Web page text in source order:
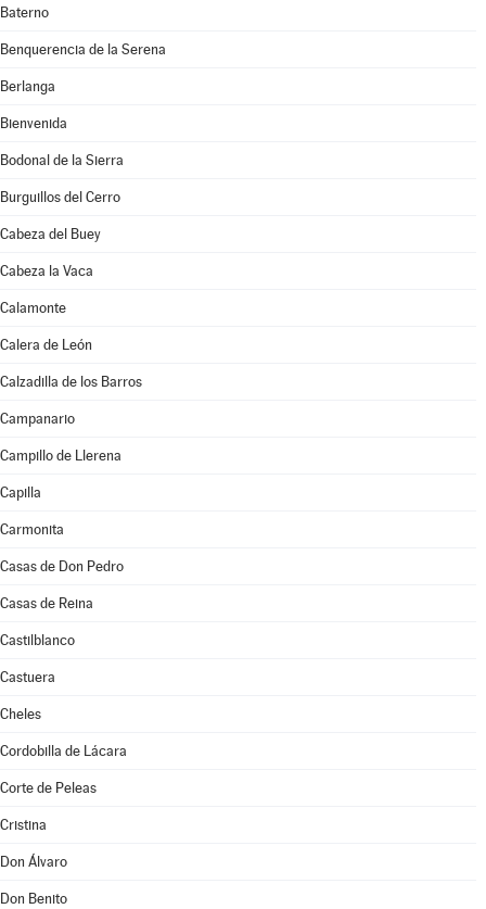
Baterno
Benquerencia de la Serena
Berlanga
Bienvenida
Bodonal de la Sierra
Burguillos del Cerro
Cabeza del Buey
Cabeza la Vaca
Calamonte
Calera de León
Calzadilla de los Barros
Campanario
Campillo de Llerena
Capilla
Carmonita
Casas de Don Pedro
Casas de Reina
Castilblanco
Castuera
Cheles
Cordobilla de Lácara
Corte de Peleas
Cristina
Don Álvaro
Don Benito